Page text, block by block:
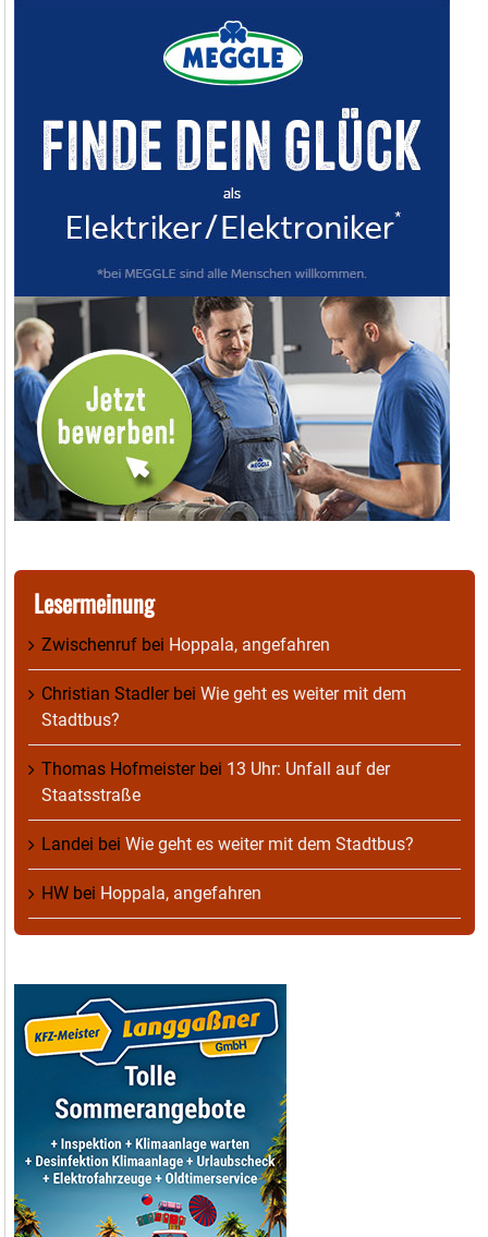
Lesermeinung
Zwischenruf bei Hoppala, angefahren
Christian Stadlerbei Wie geht es weiter mit dem
Stadtbus?
Thomas Hofmeisterbei 13 Uhr: Unfall auf der
Staatsstraße
Landei bei Wie geht es weiter mit dem Stadtbus?
HW bei Hoppala, angefahren